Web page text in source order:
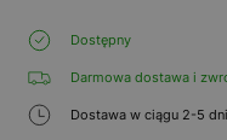
Dostępny
Darmowa dostawa i
Dostawa w ciągu 2-5